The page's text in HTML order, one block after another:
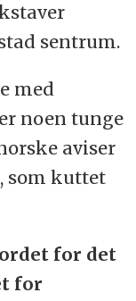
sentrum.
med
noen tunge
aviser
som kuttet
for det
for